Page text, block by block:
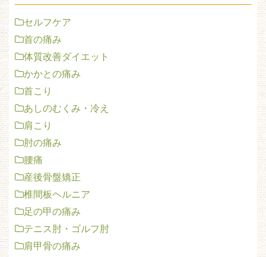
セルフケア
首の痛み
体質改善ダイエット
かかとの痛み
首こり
あしのむくみ・冷え
肩こり
肘の痛み
腰痛
産後骨盤矯正
椎間板ヘルニア
足の甲の痛み
テニス肘・ゴルフ肘
肩甲骨の痛み